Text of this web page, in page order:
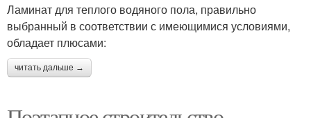
Ламинат для теплого водяного пола, правильно
выбранный в соответствии с имеющимися условиями,
обладает плюсами:
читать дальше →